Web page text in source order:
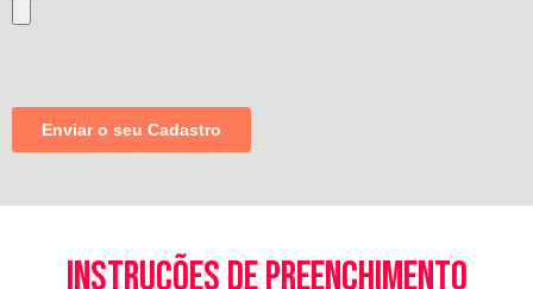
instruções de preenchimento